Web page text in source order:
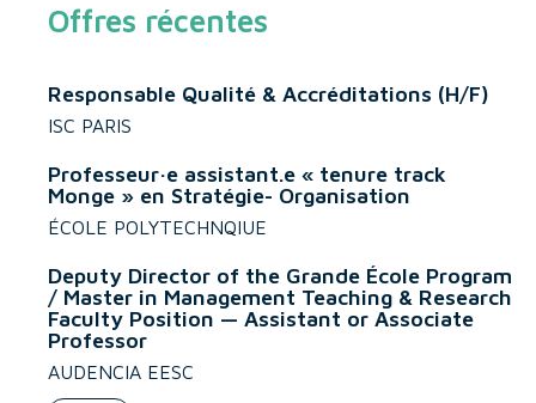
Offres récentes
Responsable Qualité & Accréditations (H/F)
ISC PARIS
Professeur·e assistant.e « tenure track
Monge » en Stratégie- Organisation
ÉCOLE POLYTECHNQIUE
Deputy Director of the Grande École Program
/ Master in Management Teaching & Research
Faculty Position — Assistant or Associate
Professor
AUDENCIA EESC